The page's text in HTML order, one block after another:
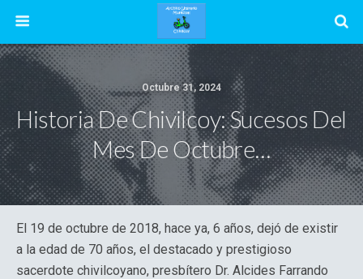
Octubre 31, 2024
Historia De Chivilcoy: Sucesos Del
Mes De Octubre…
El 19 de octubre de 2018, hace ya, 6 años, dejó de existir
a la edad de 70 años, el destacado y prestigioso
sacerdote chivilcoyano, presbítero Dr. Alcides Farrando